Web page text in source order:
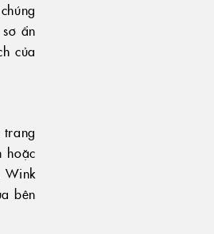
ẩn
của
hoặc
Wink
bên